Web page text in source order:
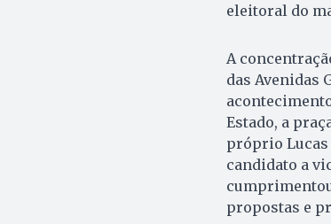
eleitoral do
A
das Avenidas
Estado, a
próprio Lucas
candidato a
propostas e